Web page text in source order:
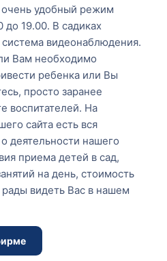
удобный режим
до 19.00. В садиках
система видеонаблюдения.
Вам необходимо
ребенка или Вы
просто заранее
воспитателей. На
сайта есть вся
деятельности нашего
приема детей в сад,
на день, стоимость
рады видеть Вас в нашем